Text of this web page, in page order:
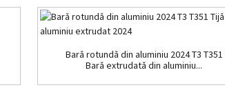
Bară rotundă din aluminiu 2024 T3 T351
Bară extrudată din aluminiu...